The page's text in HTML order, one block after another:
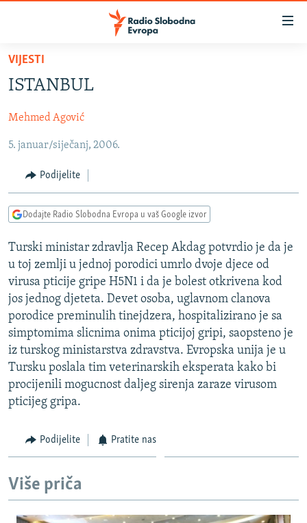
Pređite
glavni
Pređite
na
navigaciju
Pređite
na
pretragu
SRBIJA
KOSOVO
CRNA GORA
VIZUELNO
VIDEO
FOTOGALERIJE
INFOGRAFIKE
PODCASTI
RAT U UKRAJINI
KINA NA BALKANU
RSE PRIČE IZ SVIJETA
ISPRIČAJ MI
DNEVNO@RSE
SPECIJALI RSE
VIŠE OD NASLOVA
POPLAVE I KLIZIŠTA U BIH 2024.
POST SCRIPTUM
MOJA EVROPA
PRATITE NAS
VIJESTI
ISTANBUL
Mehmed Agović
5. januar/siječanj, 2006.
Podijelite
Dodajte Radio Slobodna Evropa u vaš Google izvor
Turski ministar zdravlja Recep Akdag potvrdio je da je
u toj zemlji u jednoj porodici umrlo dvoje djece od
virusa pticije gripe H5N1 i da je bolest otkrivena kod
jos jednog djeteta. Devet osoba, uglavnom clanova
porodice preminulih tinejdzera, hospitalizirano je sa
simptomima slicnima onima pticijoj gripi, saopsteno je
iz turskog ministarstva zdravstva. Evropska unija je u
Tursku poslala tim veterinarskih eksperata kako bi
procijenili mogucnost daljeg sirenja zaraze virusom
pticijeg gripa.
Podijelite Pratite nas
Više priča